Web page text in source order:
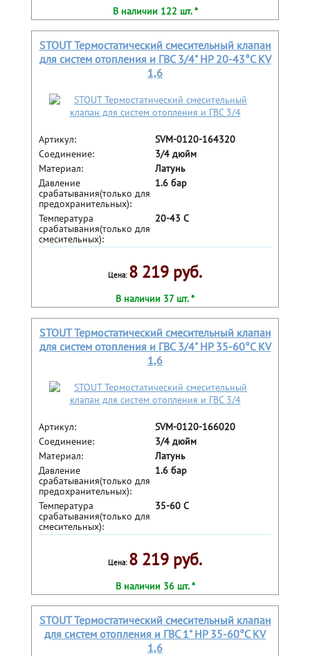
В наличии 122 шт. *
STOUT Термостатический смесительный клапан
для систем отопления и ГВС 3/4" НР 20-43°С KV
1,6
Артикул:
SVM-0120-164320
Соединение:
3/4 дюйм
Материал:
Латунь
Давление
срабатывания(только для
предохранительных):
1.6 бар
Температура
срабатывания(только для
смесительных):
20-43 С
Цена: 8 219 руб.
В наличии 37 шт. *
STOUT Термостатический смесительный клапан
для систем отопления и ГВС 3/4" НР 35-60°С KV
1,6
Артикул:
SVM-0120-166020
Соединение:
3/4 дюйм
Материал:
Латунь
Давление
срабатывания(только для
предохранительных):
1.6 бар
Температура
срабатывания(только для
смесительных):
35-60 С
Цена: 8 219 руб.
В наличии 36 шт. *
STOUT Термостатический смесительный клапан
для систем отопления и ГВС 1" НР 35-60°С KV
1,6